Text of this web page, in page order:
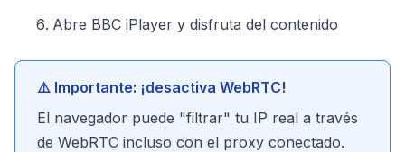
Abre BBC iPlayer y disfruta del contenido
⚠️ Importante: ¡desactiva WebRTC!
El navegador puede "filtrar" tu IP real a través
de WebRTC incluso con el proxy conectado.